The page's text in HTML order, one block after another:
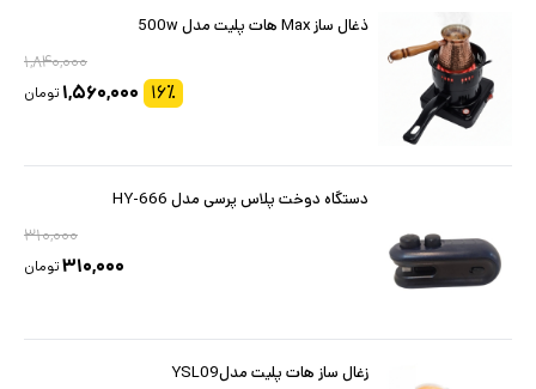
ذغال ساز Max هات پلیت مدل 500w
۱,۸۴۰,۰۰۰
۱۶٪ ۱,۵۶۰,۰۰۰ تومان
دستگاه دوخت پلاس پرسی مدل HY-666
۳۱۰,۰۰۰
۳۱۰,۰۰۰تومان
زغال ساز هات پلیت مدلYSL09